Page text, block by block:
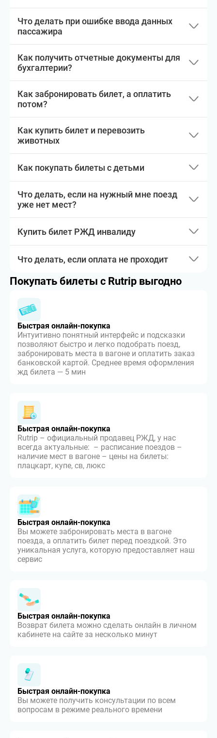
Что делать при ошибке ввода данных
пассажира
Как получить отчетные документы для
бухгалтерии?
Как забронировать билет, а оплатить
потом?
Как купить билет и перевозить
животных
Как покупать билеты с детьми
Что делать, если на нужный мне поезд
уже нет мест?
Купить билет РЖД инвалиду
Что делать, если оплата не проходит
Покупать билеты с Rutrip выгодно
Быстрая онлайн-покупка
Интуитивно понятный интерфейс и подсказки
позволяют быстро и легко подобрать поезд,
забронировать места в вагоне и оплатить заказ
банковской картой. Среднее время оформления
жд билета — 5 мин
Быстрая онлайн-покупка
Rutrip – официальный продавец РЖД, у нас
всегда актуальные: – расписание поездов –
наличие мест в вагоне – цены на билеты:
плацкарт, купе, св, люкс
Быстрая онлайн-покупка
Вы можете забронировать места в вагоне
поезда, а оплатить билет перед поездкой. Это
уникальная услуга, которую предоставляет наш
сервис
Быстрая онлайн-покупка
Возврат билета можно сделать онлайн в личном
кабинете на сайте за несколько минут
Быстрая онлайн-покупка
Вы можете получить консультации по всем
вопросам в режиме реального времени